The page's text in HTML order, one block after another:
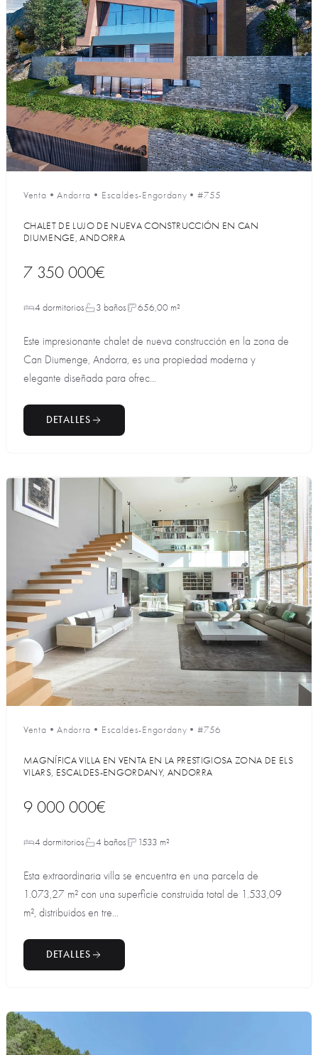
Venta •Andorra • Escaldes-Engordany •#755
CHALET DE LUJO DE NUEVA CONSTRUCCIÓN EN CAN
DIUMENGE, ANDORRA
7 350 000€
4 dormitorios 3 baños 656,00 m²
Este impresionante chalet de nueva construcción en la zona de
Can Diumenge, Andorra, es una propiedad moderna y
elegante diseñada para ofrec...
DETALLES
Venta •Andorra • Escaldes-Engordany •#756
MAGNÍFICA VILLA EN VENTA EN LA PRESTIGIOSA ZONA DE ELS
VILARS, ESCALDES-ENGORDANY, ANDORRA
9 000 000€
4 dormitorios 4 baños 1533 m²
Esta extraordinaria villa se encuentra en una parcela de
1.073,27 m² con una superficie construida total de 1.533,09
m², distribuidos en tre...
DETALLES